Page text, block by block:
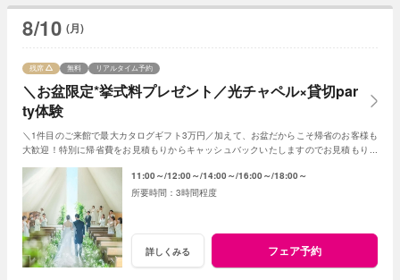
8/10 (月)
＼お盆限定*挙式料プレゼント／光チャペル×貸切par
ty体験
残席 無料 リアルタイム予約
＼1件目のご来館で最大カタログギフト3万円／加えて、お盆だからこそ帰省のお客様も
大歓迎！特別に帰省費をお見積もりからキャッシュバックいたしますのでお見積もり作
11:00～ 12:00～ 14:00～ 16:00～ 18:00～
3時間程度
詳しくみる フェア予約